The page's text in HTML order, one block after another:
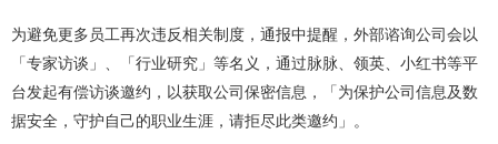
为避免更多员工再次违反相关制度，通报中提醒，外部谘询公司会以
「专家访谈」、「行业研究」等名义，通过脉脉、领英、小红书等平
台发起有偿访谈邀约，以获取公司保密信息，「为保护公司信息及数
据安全，守护自己的职业生涯，请拒尽此类邀约」。